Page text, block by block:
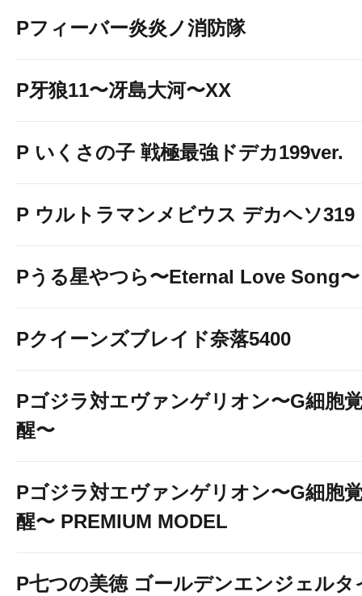
Pフィーバー炎炎ノ消防隊
P牙狼11〜冴島大河〜XX
P いくさの子 戦極最強ドデカ199ver.
P ウルトラマンメビウス デカヘソ319
Pうる星やつら〜Eternal Love Song〜
Pクイーンズブレイド奈落5400
Pゴジラ対エヴァンゲリオン〜G細胞
醒〜
Pゴジラ対エヴァンゲリオン〜G細胞
醒〜 PREMIUM MODEL
P七つの美徳 ゴールデンエンジェルタ